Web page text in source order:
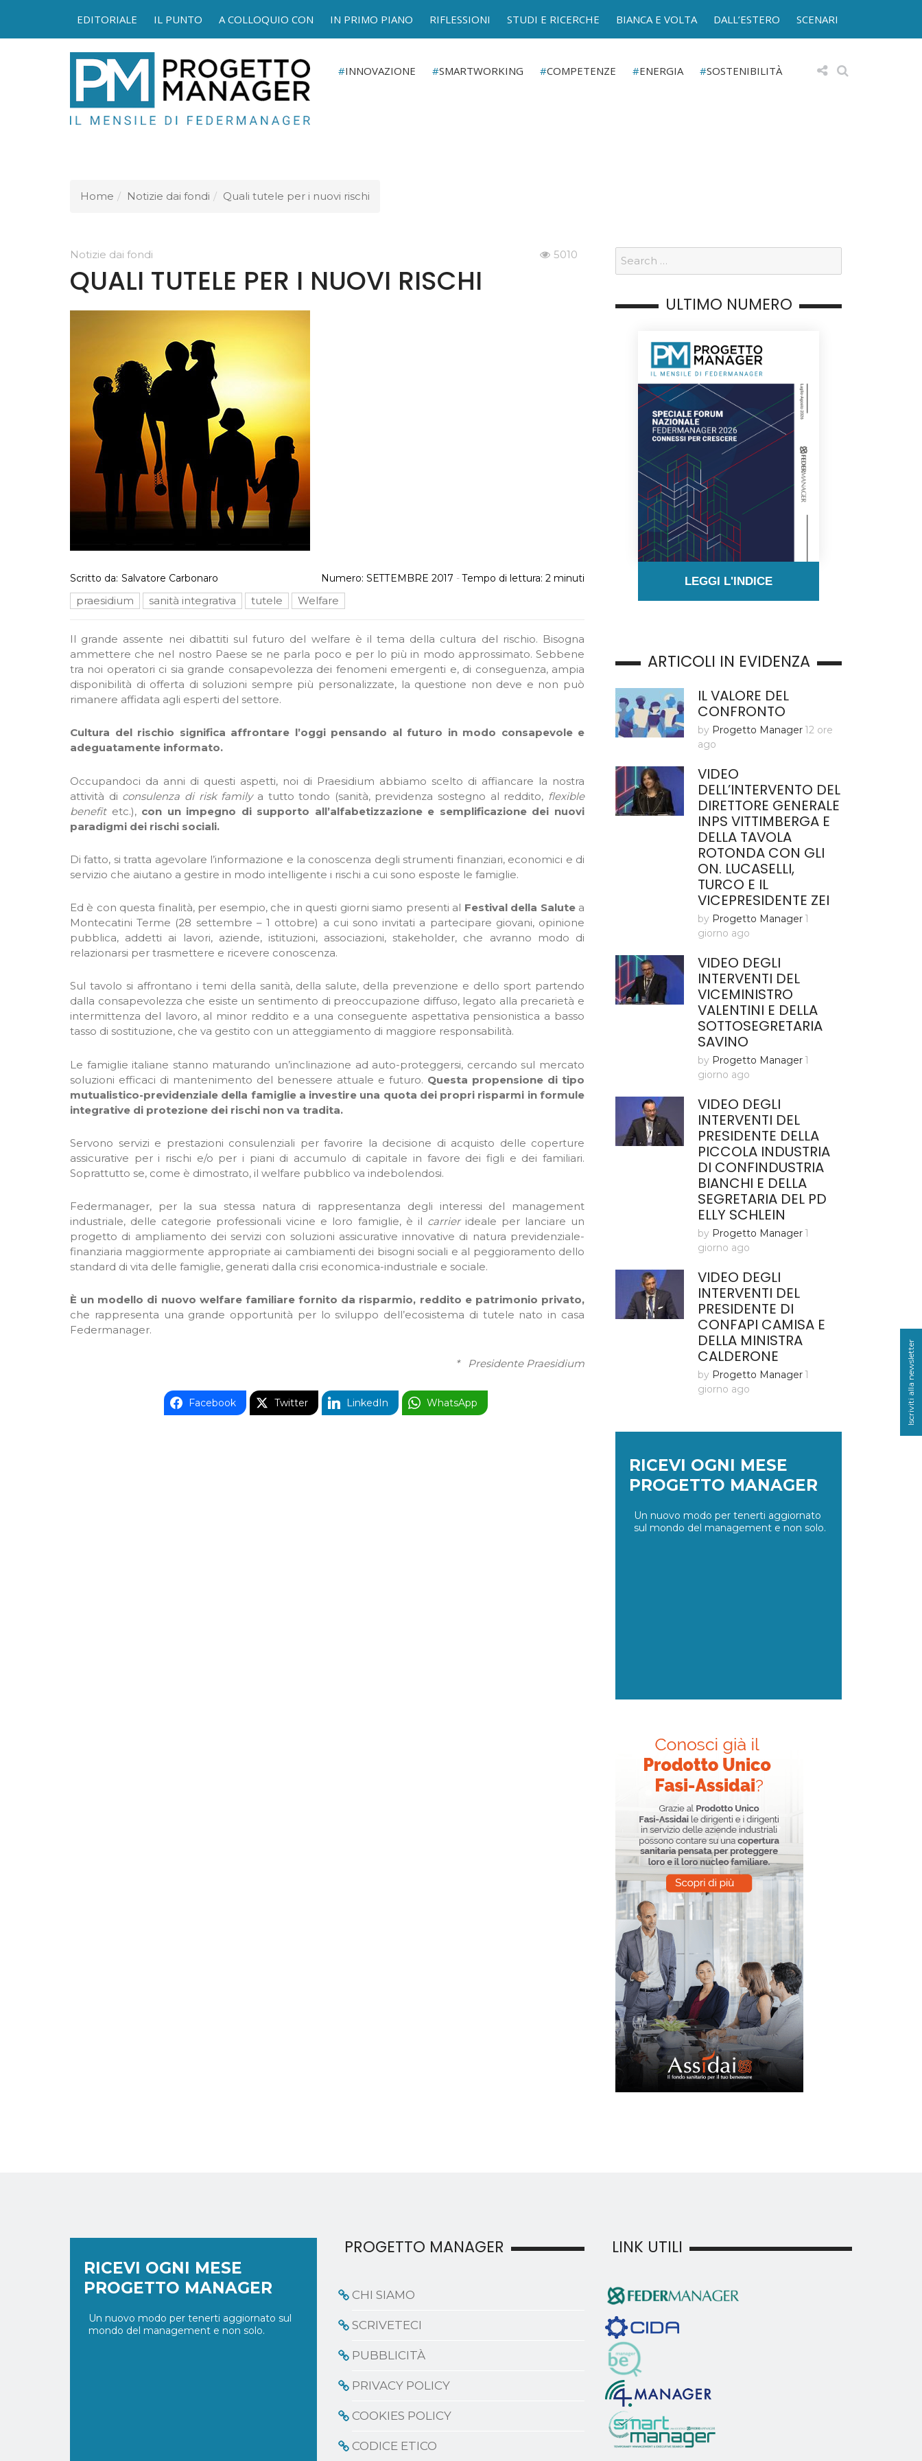
EDITORIALE IL PUNTO A COLLOQUIO CON IN PRIMO PIANO RIFLESSIONI STUDI E RICERCHE BIANCA E VOLTA DALL’ESTERO SCENARI
INNOVAZIONE SMARTWORKING COMPETENZE ENERGIA SOSTENIBILITÀ
Home Notizie dai fondi Quali tutele per i nuovi rischi
Notizie dai fondi 5010
QUALI TUTELE PER I NUOVI RISCHI
Scritto da: Salvatore Carbonaro Numero: SETTEMBRE 2017 -Tempo di lettura: 2 minuti
praesidium sanità integrativa tutele Welfare
Il grande assente nei dibattiti sul futuro del welfare è il tema della cultura del rischio. Bisogna
ammettere che nel nostro Paese se ne parla poco e per lo più in modo approssimato. Sebbene
tra noi operatori ci sia grande consapevolezza dei fenomeni emergenti e, di conseguenza, ampia
disponibilità di offerta di soluzioni sempre più personalizzate, la questione non deve e non può
rimanere affidata agli esperti del settore.
Cultura del rischio significa affrontare l’oggi pensando al futuro in modo consapevole e
adeguatamente informato.
Occupandoci da anni di questi aspetti, noi di Praesidium abbiamo scelto di affiancare la nostra
attività di consulenza di risk familya tutto tondo (sanità, previdenza sostegno al reddito, flexible
benefitetc.), con un impegno di supporto all’alfabetizzazione e semplificazione dei nuovi
paradigmi dei rischi sociali.
Di fatto, si tratta agevolare l’informazione e la conoscenza degli strumenti finanziari, economici e di
servizio che aiutano a gestire in modo intelligente i rischi a cui sono esposte le famiglie.
Ed è con questa finalità, per esempio, che in questi giorni siamo presenti al Festival della Salutea
Montecatini Terme (28 settembre – 1 ottobre) a cui sono invitati a partecipare giovani, opinione
pubblica, addetti ai lavori, aziende, istituzioni, associazioni, stakeholder, che avranno modo di
relazionarsi per trasmettere e ricevere conoscenza.
Sul tavolo si affrontano i temi della sanità, della salute, della prevenzione e dello sport partendo
dalla consapevolezza che esiste un sentimento di preoccupazione diffuso, legato alla precarietà e
intermittenza del lavoro, al minor reddito e a una conseguente aspettativa pensionistica a basso
tasso di sostituzione, che va gestito con un atteggiamento di maggiore responsabilità.
Le famiglie italiane stanno maturando un’inclinazione ad auto-proteggersi, cercando sul mercato
soluzioni efficaci di mantenimento del benessere attuale e futuro. Questa propensione di tipo
mutualistico-previdenziale della famiglie a investire una quota dei propri risparmi in formule
integrative di protezione dei rischi non va tradita.
Servono servizi e prestazioni consulenziali per favorire la decisione di acquisto delle coperture
assicurative per i rischi e/o per i piani di accumulo di capitale in favore dei figli e dei familiari.
Soprattutto se, come è dimostrato, il welfare pubblico va indebolendosi.
Federmanager, per la sua stessa natura di rappresentanza degli interessi del management
industriale, delle categorie professionali vicine e loro famiglie, è il carrierideale per lanciare un
progetto di ampliamento dei servizi con soluzioni assicurative innovative di natura previdenziale-
finanziaria maggiormente appropriate ai cambiamenti dei bisogni sociali e al peggioramento dello
standard di vita delle famiglie, generati dalla crisi economica-industriale e sociale.
È un modello di nuovo welfare familiare fornito da risparmio, reddito e patrimonio privato,
che rappresenta una grande opportunità per lo sviluppo dell’ecosistema di tutele nato in casa
Federmanager.
* Presidente Praesidium
Facebook Twitter LinkedIn WhatsApp
ULTIMO NUMERO
LEGGI L'INDICE
ARTICOLI IN EVIDENZA
IL VALORE DEL
CONFRONTO
by Progetto Manager 12 ore
ago
VIDEO
DELL’INTERVENTO DEL
DIRETTORE GENERALE
INPS VITTIMBERGA E
DELLA TAVOLA
ROTONDA CON GLI
ON. LUCASELLI,
TURCO E IL
VICEPRESIDENTE ZEI
by Progetto Manager 1
giorno ago
VIDEO DEGLI
INTERVENTI DEL
VICEMINISTRO
VALENTINI E DELLA
SOTTOSEGRETARIA
SAVINO
by Progetto Manager 1
giorno ago
VIDEO DEGLI
INTERVENTI DEL
PRESIDENTE DELLA
PICCOLA INDUSTRIA
DI CONFINDUSTRIA
BIANCHI E DELLA
SEGRETARIA DEL PD
ELLY SCHLEIN
by Progetto Manager 1
giorno ago
VIDEO DEGLI
INTERVENTI DEL
PRESIDENTE DI
CONFAPI CAMISA E
DELLA MINISTRA
CALDERONE
by Progetto Manager 1
giorno ago
RICEVI OGNI MESE
PROGETTO MANAGER
Un nuovo modo per tenerti aggiornato
sul mondo del management e non solo.
RICEVI OGNI MESE
PROGETTO MANAGER
Un nuovo modo per tenerti aggiornato sul
mondo del management e non solo.
PROGETTO MANAGER
CHI SIAMO
SCRIVETECI
PUBBLICITÀ
PRIVACY POLICY
COOKIES POLICY
CODICE ETICO
LINK UTILI
Iscriviti alla newsletter